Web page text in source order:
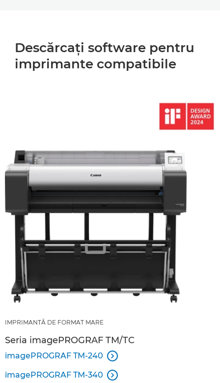
Descărcaţi software pentru
imprimante compatibile
IMPRIMANTĂ DE FORMAT MARE
Seria imagePROGRAF TM/TC
imagePROGRAF TM-240 
imagePROGRAF TM-340 